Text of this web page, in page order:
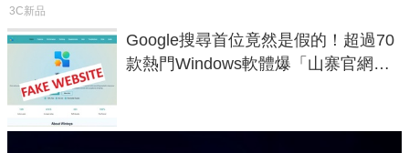
3C新品
Google搜尋首位竟然是假的！超過70
款熱門Windows軟體爆「山寨官網」